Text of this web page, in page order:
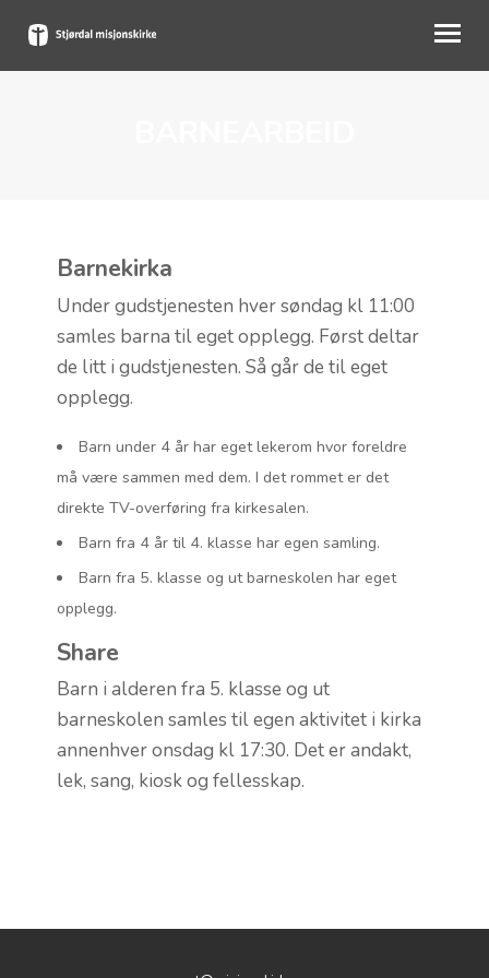
PÅMELDING
BLI GIVER
MIN SIDE
Barnekirka
Under gudstjenesten hver søndag kl 11:00
samles barna til eget opplegg. Først deltar
de litt i gudstjenesten. Så går de til eget
opplegg.
Barn under 4 år har eget lekerom hvor foreldre
må være sammen med dem. I det rommet er det
direkte TV-overføring fra kirkesalen.
Barn fra 4 år til 4. klasse har egen samling.
Barn fra 5. klasse og ut barneskolen har eget
opplegg.
Share
Barn i alderen fra 5. klasse og ut
barneskolen samles til egen aktivitet i kirka
annenhver onsdag kl 17:30. Det er andakt,
lek, sang, kiosk og fellesskap.